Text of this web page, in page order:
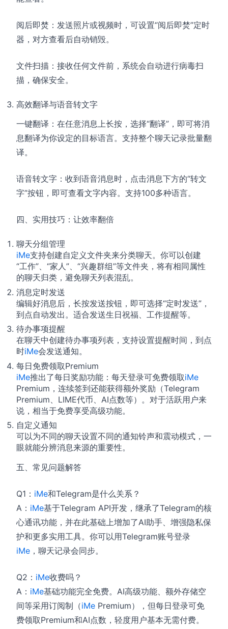
阅后即焚：发送照片或视频时，可设置“阅后即焚”定时
器，对方查看后自动销毁。
文件扫描：接收任何文件前，系统会自动进行病毒扫
描，确保安全。
高效翻译与语音转文字
一键翻译：在任意消息上长按，选择“翻译”，即可将消
息翻译为你设定的目标语言。支持整个聊天记录批量翻
译。
语音转文字：收到语音消息时，点击消息下方的“转文
字”按钮，即可查看文字内容。支持100多种语言。
四、实用技巧：让效率翻倍
聊天分组管理
iMe支持创建自定义文件夹来分类聊天。你可以创建
“工作”、“家人”、“兴趣群组”等文件夹，将有相同属性
的聊天归类，避免聊天列表混乱。
消息定时发送
编辑好消息后，长按发送按钮，即可选择“定时发送”，
到点自动发出。适合发送生日祝福、工作提醒等。
待办事项提醒
在聊天中创建待办事项列表，支持设置提醒时间，到点
时iMe会发送通知。
每日免费领取Premium
iMe推出了每日奖励功能：每天登录可免费领取iMe
Premium，连续签到还能获得额外奖励（Telegram
Premium、LIME代币、AI点数等）。对于活跃用户来
说，相当于免费享受高级功能。
自定义通知
可以为不同的聊天设置不同的通知铃声和震动模式，一
眼就能分辨消息来源的重要性。
五、常见问题解答
Q1： iMe和Telegram是什么关系？
A： iMe基于Telegram API开发，继承了Telegram的核
心通讯功能，并在此基础上增加了AI助手、增强隐私保
护和更多实用工具。你可以用Telegram账号登录
iMe ，聊天记录会同步。
Q2： iMe收费吗？
A： iMe基础功能完全免费。AI高级功能、额外存储空
间等采用订阅制（iMe Premium），但每日登录可免
费领取Premium和AI点数，轻度用户基本无需付费。